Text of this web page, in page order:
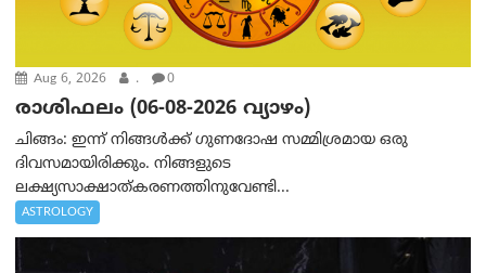
Aug 6, 2026 . 0
രാശിഫലം (06-08-2026 വ്യാഴം)
ചിങ്ങം: ഇന്ന് നിങ്ങൾക്ക് ഗുണദോഷ സമ്മിശ്രമായ ഒരു
ദിവസമായിരിക്കും. നിങ്ങളുടെ
ലക്ഷ്യസാക്ഷാത്കരണത്തിനുവേണ്ടി...
ASTROLOGY